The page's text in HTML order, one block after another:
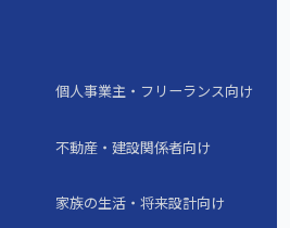
個人事業主・フリーランス向け
不動産・建設関係者向け
家族の生活・将来設計向け